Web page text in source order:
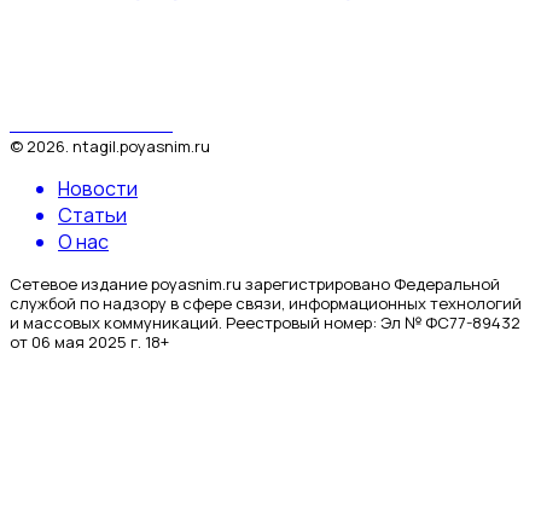
© 2026. ntagil.poyasnim.ru
Новости
Статьи
О нас
Сетевое издание poyasnim.ru зарегистрировано Федеральной
службой по надзору в сфере связи, информационных технологий
и массовых коммуникаций. Реестровый номер: Эл № ФС77-89432
от 06 мая 2025 г. 18+